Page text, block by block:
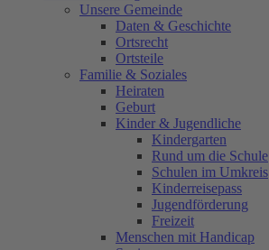
Unsere Gemeinde
Daten & Geschichte
Ortsrecht
Ortsteile
Familie & Soziales
Heiraten
Geburt
Kinder & Jugendliche
Kindergarten
Rund um die Schule
Schulen im Umkreis
Kinderreisepass
Jugendförderung
Freizeit
Menschen mit Handicap